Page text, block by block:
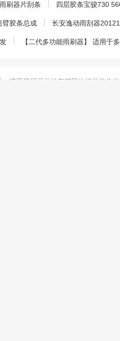
刷器片刮条 四层胶条宝骏730
臂胶条总成 长安逸动雨刮器
【二代多功能雨刷器】 适用于
该页所展示的排气管隔热板批发价